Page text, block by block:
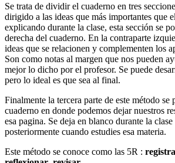
Se trata de dividir el cuaderno en tres
dirigido a las ideas que más importantes que
explicando durante la clase, esta sección se
derecha del cuaderno. En la contraparte
ideas que se relacionen y complementen los
Son como notas al margen que nos pueden
mejor lo dicho por el profesor. Se puede
pero lo ideal es que sea al final.
Finalmente la tercera parte de este método se
cuaderno en donde podemos dejar nuestros
esa pagina. Se deja en blanco durante la
posteriormente cuando estudies esa materia.
Este método se conoce como las 5R :